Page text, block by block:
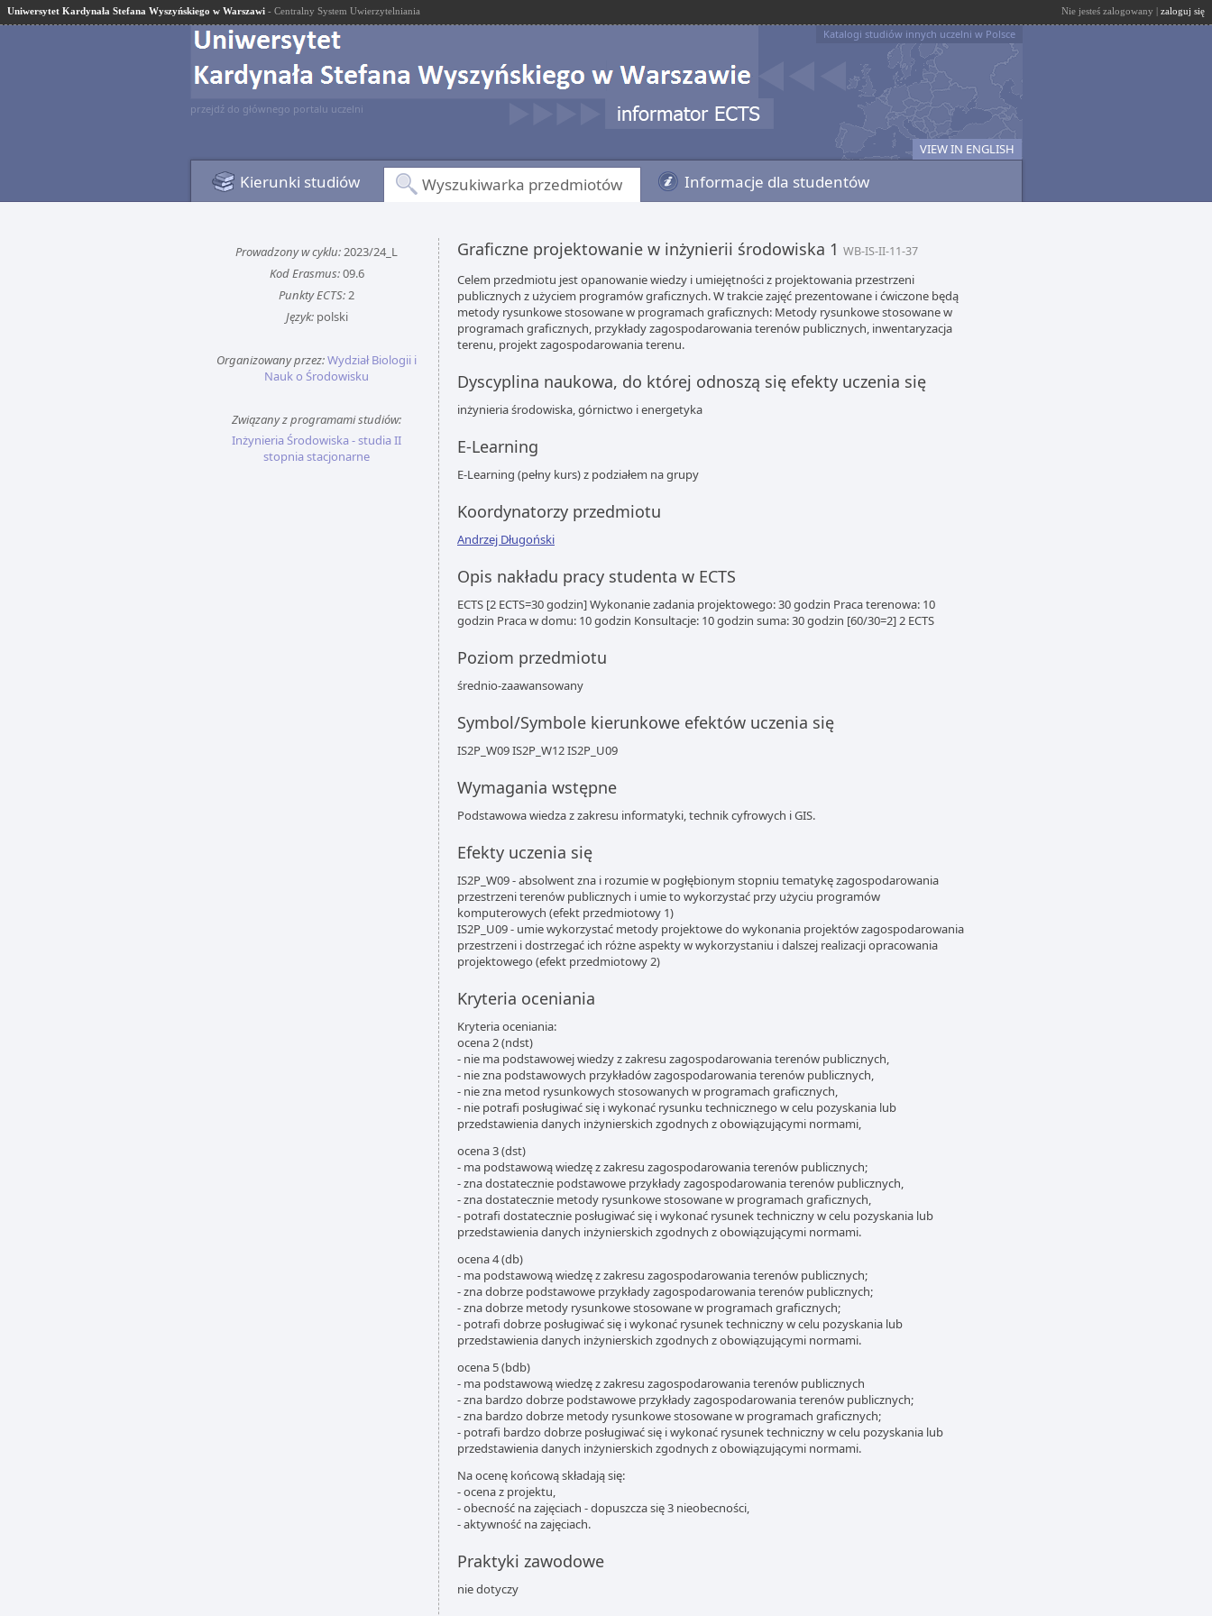
Uniwersytet Kardynała Stefana Wyszyńskiego w Warszawi - Centralny System Uwierzytelniania Nie jesteś zalogowany | zaloguj się
przejdź do głównego portalu uczelni
Katalogi studiów innych uczelni w Polsce
VIEW IN ENGLISH
Kierunki studiów Wyszukiwarka przedmiotów Informacje dla studentów
Prowadzony w cyklu:2023/24_L
Kod Erasmus:09.6
Punkty ECTS:2
Język:polski
Organizowany przez:Wydział Biologii i
Nauk o Środowisku
Związany z programami studiów:
Inżynieria Środowiska - studia II
stopnia stacjonarne
Graficzne projektowanie w inżynierii środowiska 1 WB-IS-II-11-37
Celem przedmiotu jest opanowanie wiedzy i umiejętności z projektowania przestrzeni
publicznych z użyciem programów graficznych. W trakcie zajęć prezentowane i ćwiczone będą
metody rysunkowe stosowane w programach graficznych: Metody rysunkowe stosowane w
programach graficznych, przykłady zagospodarowania terenów publicznych, inwentaryzacja
terenu, projekt zagospodarowania terenu.
Dyscyplina naukowa, do której odnoszą się efekty uczenia się
inżynieria środowiska, górnictwo i energetyka
E-Learning
E-Learning (pełny kurs) z podziałem na grupy
Koordynatorzy przedmiotu
Andrzej Długoński
Opis nakładu pracy studenta w ECTS
ECTS [2 ECTS=30 godzin] Wykonanie zadania projektowego: 30 godzin Praca terenowa: 10
godzin Praca w domu: 10 godzin Konsultacje: 10 godzin suma: 30 godzin [60/30=2] 2 ECTS
Poziom przedmiotu
średnio-zaawansowany
Symbol/Symbole kierunkowe efektów uczenia się
IS2P_W09 IS2P_W12 IS2P_U09
Wymagania wstępne
Podstawowa wiedza z zakresu informatyki, technik cyfrowych i GIS.
Efekty uczenia się
IS2P_W09 - absolwent zna i rozumie w pogłębionym stopniu tematykę zagospodarowania
przestrzeni terenów publicznych i umie to wykorzystać przy użyciu programów
komputerowych (efekt przedmiotowy 1)
IS2P_U09 - umie wykorzystać metody projektowe do wykonania projektów zagospodarowania
przestrzeni i dostrzegać ich różne aspekty w wykorzystaniu i dalszej realizacji opracowania
projektowego (efekt przedmiotowy 2)
Kryteria oceniania
Kryteria oceniania:
ocena 2 (ndst)
- nie ma podstawowej wiedzy z zakresu zagospodarowania terenów publicznych,
- nie zna podstawowych przykładów zagospodarowania terenów publicznych,
- nie zna metod rysunkowych stosowanych w programach graficznych,
- nie potrafi posługiwać się i wykonać rysunku technicznego w celu pozyskania lub
przedstawienia danych inżynierskich zgodnych z obowiązującymi normami,
ocena 3 (dst)
- ma podstawową wiedzę z zakresu zagospodarowania terenów publicznych;
- zna dostatecznie podstawowe przykłady zagospodarowania terenów publicznych,
- zna dostatecznie metody rysunkowe stosowane w programach graficznych,
- potrafi dostatecznie posługiwać się i wykonać rysunek techniczny w celu pozyskania lub
przedstawienia danych inżynierskich zgodnych z obowiązującymi normami.
ocena 4 (db)
- ma podstawową wiedzę z zakresu zagospodarowania terenów publicznych;
- zna dobrze podstawowe przykłady zagospodarowania terenów publicznych;
- zna dobrze metody rysunkowe stosowane w programach graficznych;
- potrafi dobrze posługiwać się i wykonać rysunek techniczny w celu pozyskania lub
przedstawienia danych inżynierskich zgodnych z obowiązującymi normami.
ocena 5 (bdb)
- ma podstawową wiedzę z zakresu zagospodarowania terenów publicznych
- zna bardzo dobrze podstawowe przykłady zagospodarowania terenów publicznych;
- zna bardzo dobrze metody rysunkowe stosowane w programach graficznych;
- potrafi bardzo dobrze posługiwać się i wykonać rysunek techniczny w celu pozyskania lub
przedstawienia danych inżynierskich zgodnych z obowiązującymi normami.
Na ocenę końcową składają się:
- ocena z projektu,
- obecność na zajęciach - dopuszcza się 3 nieobecności,
- aktywność na zajęciach.
Praktyki zawodowe
nie dotyczy